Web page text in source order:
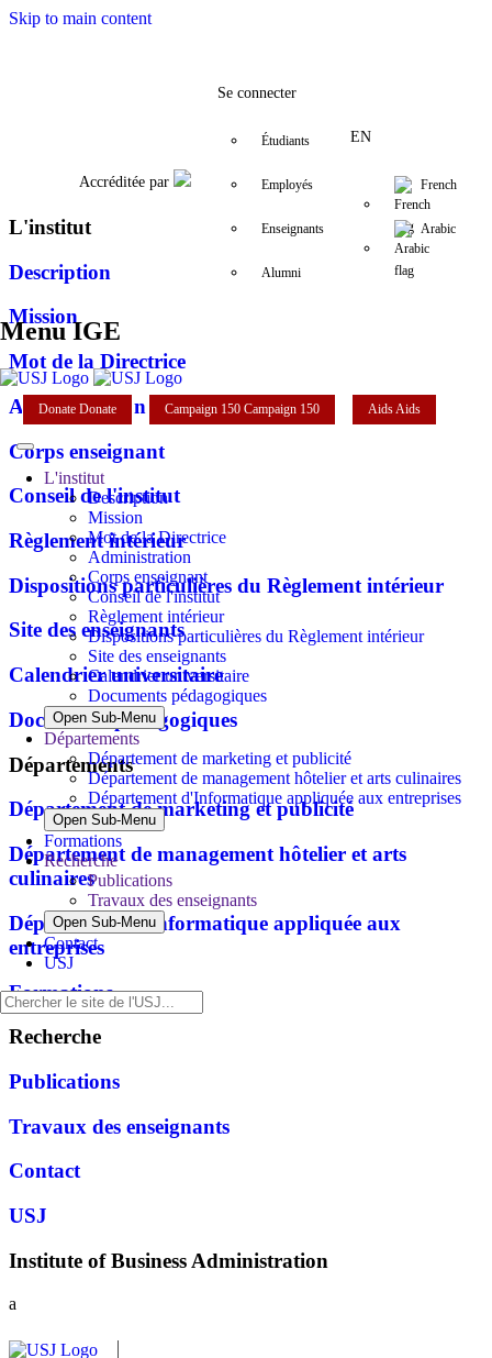
Skip to main contentFacebook
Accréditée par
Se connecter
Étudiants
Employés
Enseignants
Alumni
EN
French
Arabic
Menu IGE
Donate Donate Campaign 150 Campaign 150 AidsAids
L'institut
Description
Mission
Mot de la Directrice
Administration
Corps enseignant
Conseil de l'institut
Règlement intérieur
Dispositions particulières du Règlement intérieur
Site des enseignants
Calendrier universitaire
Documents pédagogiques
Open Sub-Menu
Départements
Département de marketing et publicité
Département de management hôtelier et arts culinaires
Département d'Informatique appliquée aux entreprises
Open Sub-Menu
Formations
Recherche
Publications
Travaux des enseignants
Open Sub-Menu
Contact
USJ
L'institut
Description
Mission
Mot de la Directrice
Administration
Corps enseignant
Conseil de l'institut
Règlement intérieur
Dispositions particulières du Règlement intérieur
Site des enseignants
Calendrier universitaire
Documents pédagogiques
Départements
Département de marketing et publicité
Département de management hôtelier et arts
culinaires
Département d'Informatique appliquée aux
entreprises
Formations
Recherche
Publications
Travaux des enseignants
Contact
USJ
Institute of Business Administration
a